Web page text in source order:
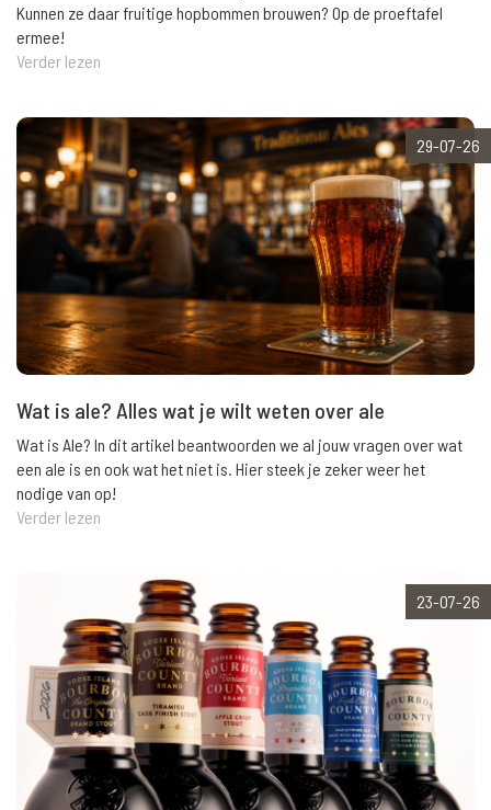
Kunnen ze daar fruitige hopbommen brouwen? Op de proeftafel
ermee!
Verder lezen
29-07-26
Wat is ale? Alles wat je wilt weten over ale
Wat is Ale? In dit artikel beantwoorden we al jouw vragen over wat
een ale is en ook wat het niet is. Hier steek je zeker weer het
nodige van op!
Verder lezen
23-07-26